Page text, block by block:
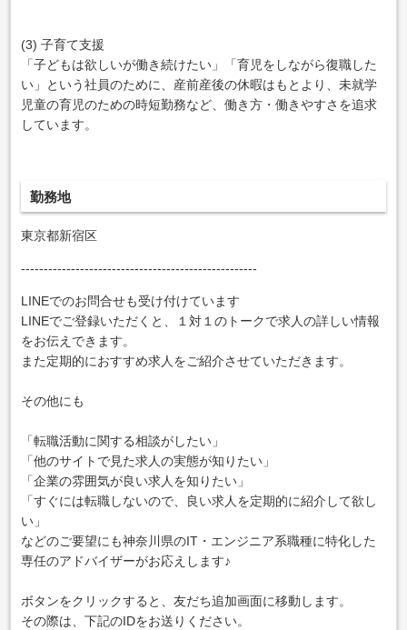
(3) 子育て支援
「子どもは欲しいが働き続けたい」「育児をしながら復職した
い」という社員のために、産前産後の休暇はもとより、未就学
児童の育児のための時短勤務など、働き方・働きやすさを追求
しています。
勤務地
東京都新宿区
----------------------------------------------------
LINEでのお問合せも受け付けています
LINEでご登録いただくと、１対１のトークで求人の詳しい情報
をお伝えできます。
また定期的におすすめ求人をご紹介させていただきます。
その他にも
「転職活動に関する相談がしたい」
「他のサイトで見た求人の実態が知りたい」
「企業の雰囲気が良い求人を知りたい」
「すぐには転職しないので、良い求人を定期的に紹介して欲し
い」
などのご要望にも神奈川県のIT・エンジニア系職種に特化した
専任のアドバイザーがお応えします♪
ボタンをクリックすると、友だち追加画面に移動します。
その際は、下記のIDをお送りください。